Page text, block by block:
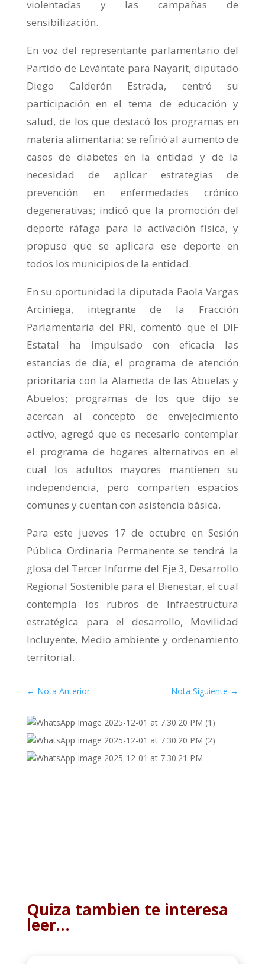
violentadas y las campañas de
sensibilización.
En voz del representante parlamentario del
Partido de Levántate para Nayarit, diputado
Diego Calderón Estrada, centró su
participación en el tema de educación y
salud, de los que destacó los programas en
materia alimentaria; se refirió al aumento de
casos de diabetes en la entidad y de la
necesidad de aplicar estrategias de
prevención en enfermedades crónico
degenerativas; indicó que la promoción del
deporte ráfaga para la activación física, y
propuso que se aplicara ese deporte en
todos los municipios de la entidad.
En su oportunidad la diputada Paola Vargas
Arciniega, integrante de la Fracción
Parlamentaria del PRI, comentó que el DIF
Estatal ha impulsado con eficacia las
estancias de día, el programa de atención
prioritaria con la Alameda de las Abuelas y
Abuelos; programas de los que dijo se
acercan al concepto de envejecimiento
activo; agregó que es necesario contemplar
el programa de hogares alternativos en el
cual los adultos mayores mantienen su
independencia, pero comparten espacios
comunes y cuentan con asistencia básica.
Para este jueves 17 de octubre en Sesión
Pública Ordinaria Permanente se tendrá la
glosa del Tercer Informe del Eje 3, Desarrollo
Regional Sostenible para el Bienestar, el cual
contempla los rubros de Infraestructura
estratégica para el desarrollo, Movilidad
Incluyente, Medio ambiente y ordenamiento
territorial.
← Nota Anterior Nota Siguiente →
Quiza tambien te interesa
leer…